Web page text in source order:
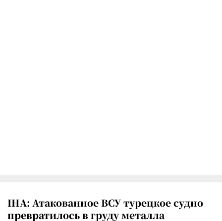
IHA: Атакованное ВСУ турецкое судно
превратилось в груду металла